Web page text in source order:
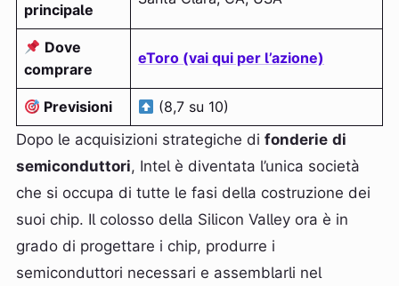
principale
Dove
comprare
eToro (vai qui per l’azione)
Previsioni
(8,7 su 10)
Dopo le acquisizioni strategiche di fonderie di
semiconduttori, Intel è diventata l’unica società
che si occupa di tutte le fasi della costruzione dei
suoi chip. Il colosso della Silicon Valley ora è in
grado di progettare i chip, produrre i
semiconduttori necessari e assemblarli nel